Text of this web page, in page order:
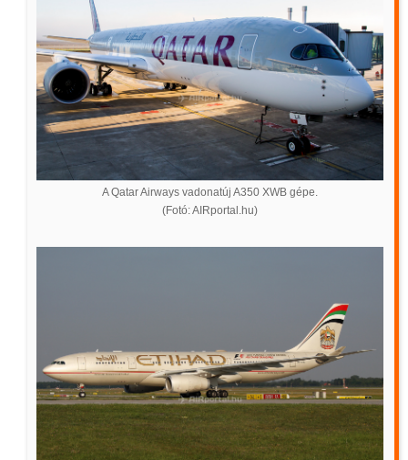
A Qatar Airways vadonatúj A350 XWB gépe.
(Fotó: AIRportal.hu)